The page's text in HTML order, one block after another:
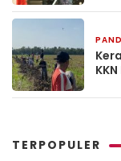
TERPOPULER